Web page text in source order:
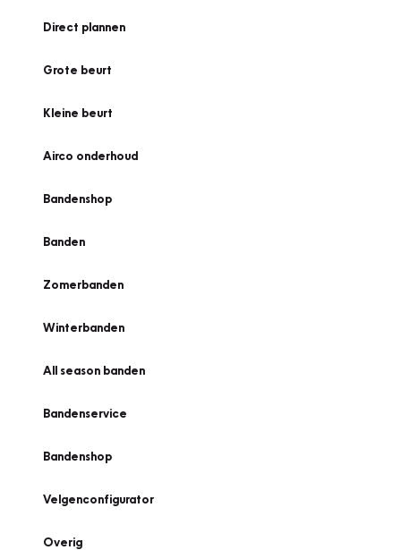
Direct plannen
Grote beurt
Kleine beurt
Airco onderhoud
Bandenshop
Banden
Zomerbanden
Winterbanden
All season banden
Bandenservice
Bandenshop
Velgenconfigurator
Overig